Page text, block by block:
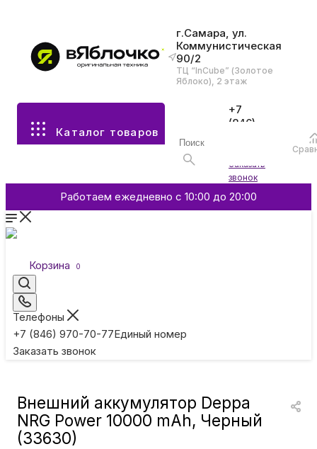
г.Самара, ул.
Коммунистическая
90/2
ТЦ “InCube” (Золотое
Яблоко), 2 этаж
Каталог товаров
+7
(846)
Заказать
звонок
Работаем ежедневно с 10:00 до 20:00
Корзина 0
Телефоны
+7 (846) 970-70-77Единый номер
Заказать звонок
Все разделы каталога
Аксессуары
Смартфоны и гаджеты
Умные кольца
Внешний аккумулятор Deppa
NRG Power 10000 mAh, Черный
(33630)